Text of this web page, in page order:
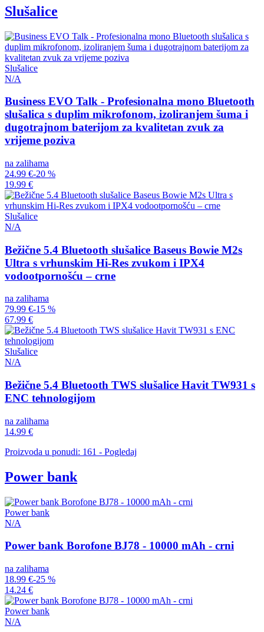
Slušalice
Slušalice
N/A
Business EVO Talk - Profesionalna mono Bluetooth
slušalica s duplim mikrofonom, izoliranjem šuma i
dugotrajnom baterijom za kvalitetan zvuk za
vrijeme poziva
na zalihama
24.99 €-20 %
19.99 €
Slušalice
N/A
Bežične 5.4 Bluetooth slušalice Baseus Bowie M2s
Ultra s vrhunskim Hi-Res zvukom i IPX4
vodootpornošću – crne
na zalihama
79.99 €-15 %
67.99 €
Slušalice
N/A
Bežične 5.4 Bluetooth TWS slušalice Havit TW931 s
ENC tehnologijom
na zalihama
14.99 €
Proizvoda u ponudi: 161 - Pogledaj
Power bank
Power bank
N/A
Power bank Borofone BJ78 - 10000 mAh - crni
na zalihama
18.99 €-25 %
14.24 €
Power bank
N/A